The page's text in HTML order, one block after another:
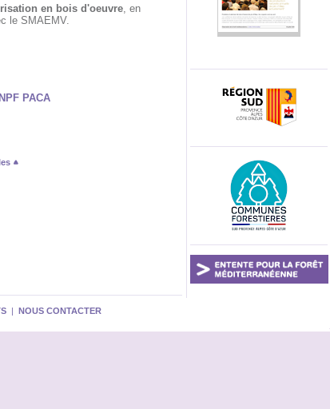
en bois d'oeuvre, en
le SMAEMV.
PACA
| NOUS CONTACTER